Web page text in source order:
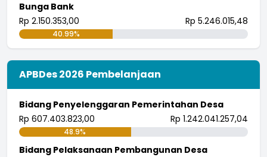
Bunga Bank
Rp 2.150.353,00
Rp 5.246.015,48
40.99%
APBDes 2026 Pembelanjaan
Bidang Penyelenggaran Pemerintahan Desa
Rp 607.403.823,00
Rp 1.242.041.257,04
48.9%
Bidang Pelaksanaan Pembangunan Desa